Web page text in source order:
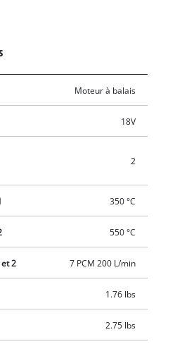
jet large et buse à réflecteur
de pose est adaptée à une
crochet en métal rabattable
est vendu sans batterie ni
Moteur à balais
18V
2
350 °C
550 °C
2 7 PCM 200 L/min
1.76 lbs
2.75 lbs